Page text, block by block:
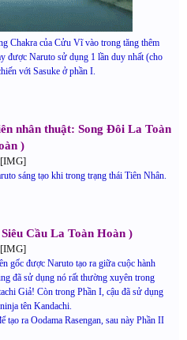
Chakra của Cửu Vĩ vào trong tăng thêm
được Naruto sử dụng 1 lần duy nhất (cho
với Sasuke ở phần I.
nhân thuật: Song Đôi La Toàn
)
sáng tạo khi trong trạng thái Tiên Nhân.
Cầu La Toàn Hoàn )
gốc được Naruto tạo ra giữa cuộc hành
đã sử dụng nó rất thường xuyên trong
Giả! Còn trong Phần I, cậu đã sử dụng
tên Kandachi.
ra Oodama Rasengan, sau này Phần II